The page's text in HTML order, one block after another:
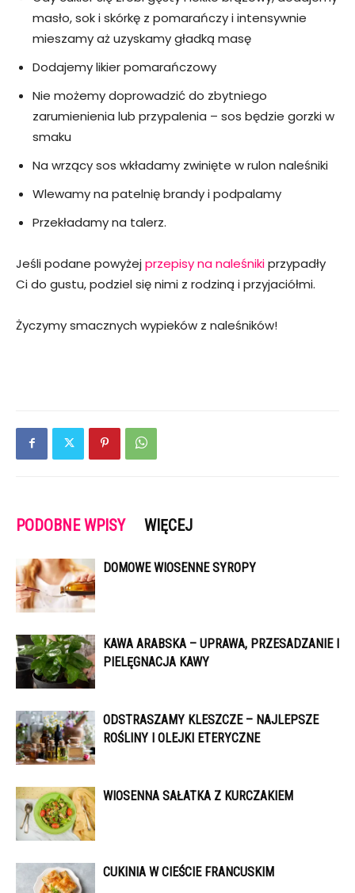
masło, sok i skórkę z pomarańczy i intensywnie
mieszamy aż uzyskamy gładką masę
Dodajemy likier pomarańczowy
Nie możemy doprowadzić do zbytniego
zarumienienia lub przypalenia – sos będzie gorzki w
smaku
Na wrzący sos wkładamy zwinięte w rulon naleśniki
Wlewamy na patelnię brandy i podpalamy
Przekładamy na talerz.
Jeśli podane powyżejprzepisy na naleśnikiprzypadły
Ci do gustu, podziel się nimi z rodziną i przyjaciółmi.
Życzymy smacznych wypieków z naleśników!
PODOBNE WPISY WIĘCEJ
DOMOWE WIOSENNE SYROPY
KAWA ARABSKA – UPRAWA, PRZESADZANIE I
PIELĘGNACJA KAWY
ODSTRASZAMY KLESZCZE – NAJLEPSZE
ROŚLINY I OLEJKI ETERYCZNE
WIOSENNA SAŁATKA Z KURCZAKIEM
CUKINIA W CIEŚCIE FRANCUSKIM